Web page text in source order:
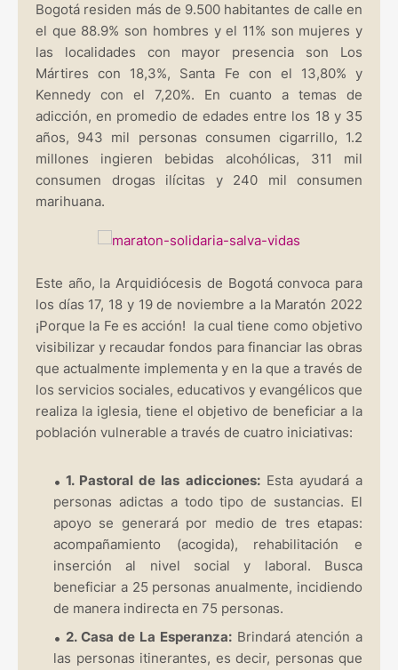
Bogotá residen más de 9.500 habitantes de calle en
el que 88.9% son hombres y el 11% son mujeres y
las localidades con mayor presencia son Los
Mártires con 18,3%, Santa Fe con el 13,80% y
Kennedy con el 7,20%. En cuanto a temas de
adicción, en promedio de edades entre los 18 y 35
años, 943 mil personas consumen cigarrillo, 1.2
millones ingieren bebidas alcohólicas, 311 mil
consumen drogas ilícitas y 240 mil consumen
marihuana.
Este año, la Arquidiócesis de Bogotá convoca para
los días 17, 18 y 19 de noviembre a la Maratón 2022
¡Porque la Fe es acción! la cual tiene como objetivo
visibilizar y recaudar fondos para financiar las obras
que actualmente implementa y en la que a través de
los servicios sociales, educativos y evangélicos que
realiza la iglesia, tiene el objetivo de beneficiar a la
población vulnerable a través de cuatro iniciativas:
1. Pastoral de las adicciones:Esta ayudará a
personas adictas a todo tipo de sustancias. El
apoyo se generará por medio de tres etapas:
acompañamiento (acogida), rehabilitación e
inserción al nivel social y laboral. Busca
beneficiar a 25 personas anualmente, incidiendo
de manera indirecta en 75 personas.
2. Casa de La Esperanza: Brindará atención a
las personas itinerantes, es decir, personas que